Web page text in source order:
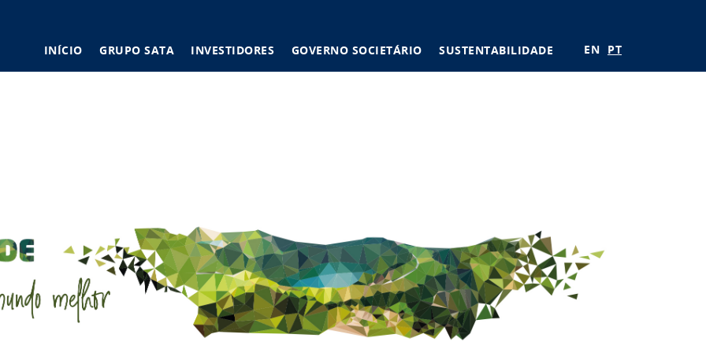
Main
navigation
INÍCIO GRUPO SATA INVESTIDORES GOVERNO SOCIETÁRIO SUSTENTABILIDADE EN PT